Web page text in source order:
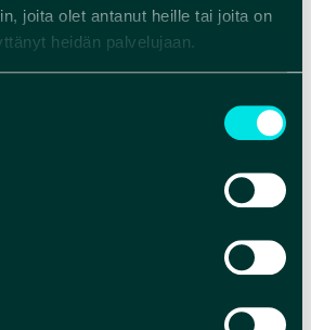
joita olet antanut heille tai joita on
heidän palvelujaan.